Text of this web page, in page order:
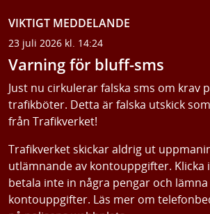
VIKTIGT MEDDELANDE
23 juli 2026 kl. 14:24
Varning för bluff-sms
Just nu cirkulerar falska sms om krav
trafikböter. Detta är falska utskick
från Trafikverket!
Trafikverket skickar aldrig ut
utlämnande av kontouppgifter. Klicka
betala inte in några pengar och
kontouppgifter. Läs mer om